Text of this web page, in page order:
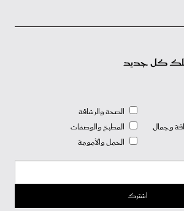
كل جديد
وجمال
الصحة والرشاقة
المطبخ والوصفات
الحمل والأمومة